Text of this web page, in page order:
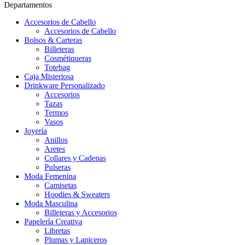
Departamentos
Accesorios de Cabello
Accesorios de Cabello
Bolsos & Carteras
Billeteras
Cosmétiqueras
Totebag
Caja Misteriosa
Drinkware Personalizado
Accesorios
Tazas
Termos
Vasos
Joyería
Anillos
Aretes
Collares y Cadenas
Pulseras
Moda Femenina
Camisetas
Hoodies & Sweaters
Moda Masculina
Billeteras y Accesorios
Papelería Creativa
Libretas
Plumas y Lapiceros